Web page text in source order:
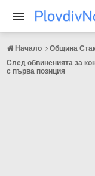
Начало
Община
След обвиненията за
с първа позиция